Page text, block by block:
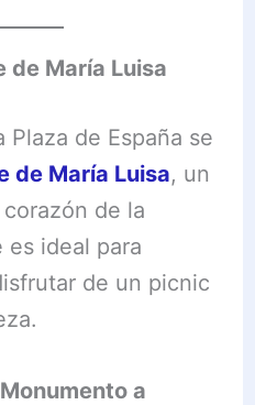
de María Luisa
de España se
de María Luisa, un
de la
es ideal para
de un picnic
Monumento a